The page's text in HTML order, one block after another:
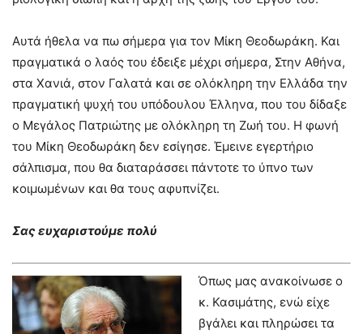
Αυτά ήθελα να πω σήμερα για τον Μίκη Θεοδωράκη. Και
πραγματικά ο λαός του έδειξε μέχρι σήμερα, Στην Αθήνα,
στα Χανιά, στον Γαλατά και σε ολόκληρη την Ελλάδα την
πραγματική ψυχή του υπόδουλου Έλληνα, που του δίδαξε
ο Μεγάλος Πατριώτης με ολόκληρη τη Ζωή του. Η φωνή
του Μίκη Θεοδωράκη δεν εσίγησε. Έμεινε εγερτήριο
σάλπισμα, που θα διαταράσσει πάντοτε το ύπνο των
κοιμωμένων και θα τους αφυπνίζει.
Σας ευχαριστούμε πολύ
Όπως μας ανακοίνωσε ο
κ. Κασιμάτης, ενώ είχε
βγάλει και πληρώσει τα